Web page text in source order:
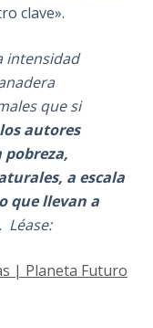
clave».
intensidad
que si
los autores
a escala
que llevan a
Léase:
| Planeta Futuro